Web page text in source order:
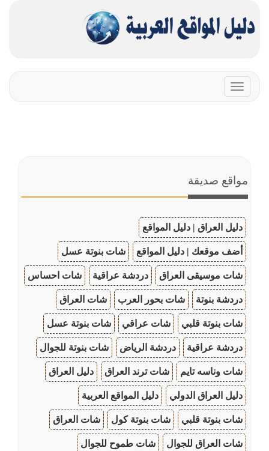
Toggle
navigation
مواقع صديقة
دليل العراق | دليل المواقع
أضف موقعك | دليل المواقع شات بنوتة عسل
شات موسيقى العراق دردشة عراقية شات احساس
دردشة بنوتة شات بحور العرب شات العراق
شات بنوتة قلبي شات عراقي شات بنوتة عسل
دردشة عراقية دردشة الرياض شات بنوتة للجوال
شات وناسه تايم شات ترند العراق دليل العراق
دليل العراق الدولي دليل المواقع العربية
شات بنوتة قلبي شات بنوتة كول شات العراق
شات العراق للجوال شات طموح للجوال